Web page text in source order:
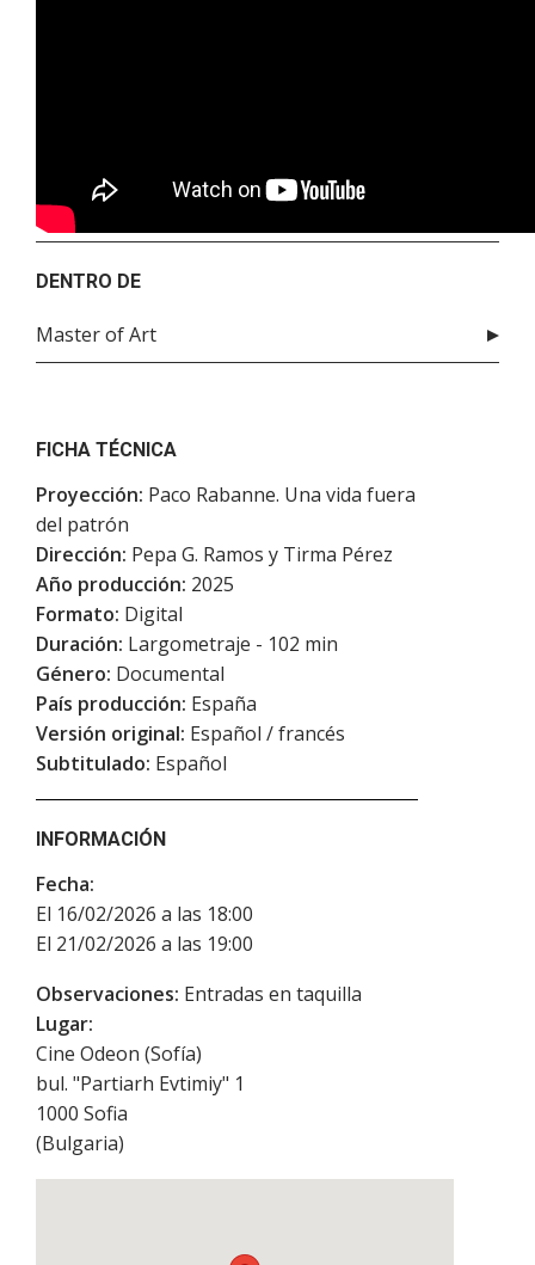
DENTRO DE
Master of Art
FICHA TÉCNICA
Proyección: Paco Rabanne. Una vida fuera
del patrón
Dirección: Pepa G. Ramos y Tirma Pérez
Año producción: 2025
Formato: Digital
Duración: Largometraje - 102 min
Género: Documental
País producción: España
Versión original: Español / francés
Subtitulado: Español
INFORMACIÓN
Fecha:
El 16/02/2026 a las 18:00
El 21/02/2026 a las 19:00
Observaciones: Entradas en taquilla
Lugar:
Cine Odeon (Sofía)
bul. "Partiarh Evtimiy" 1
1000 Sofia
(Bulgaria)